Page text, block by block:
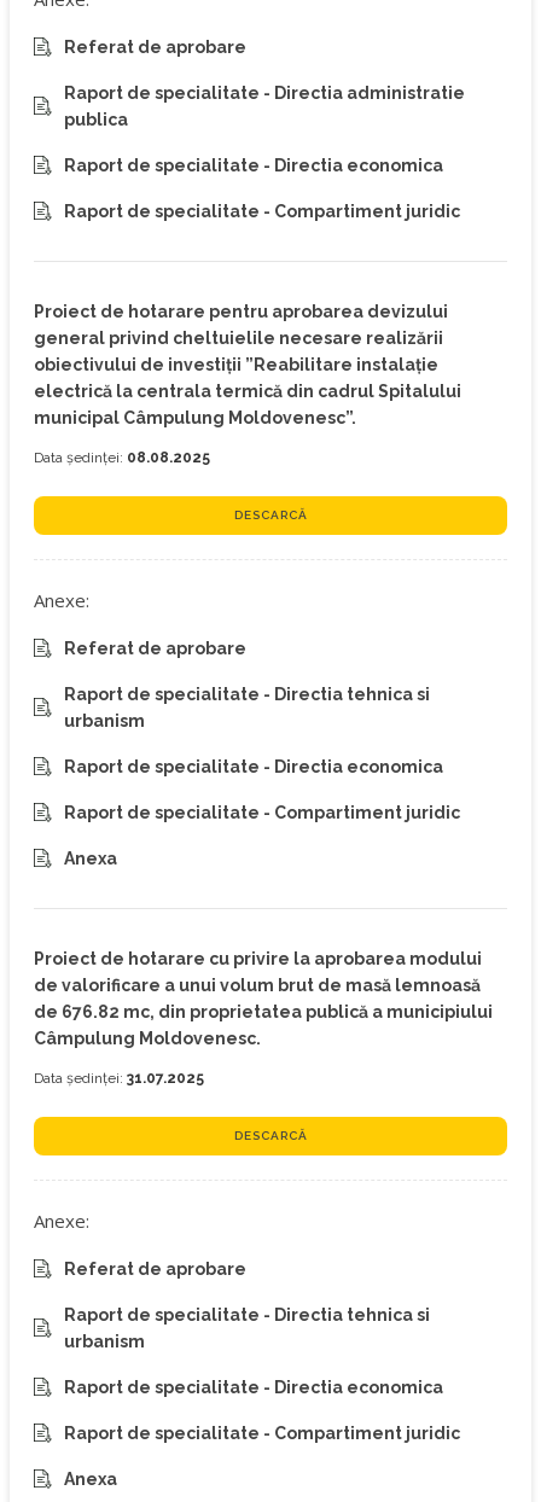
Referat de aprobare
Raport de specialitate - Directia administratie
publica
Raport de specialitate - Directia economica
Raport de specialitate - Compartiment juridic
Proiect de hotarare pentru aprobarea devizului
general privind cheltuielile necesare realizării
obiectivului de investiții ”Reabilitare instalație
electrică la centrala termică din cadrul Spitalului
municipal Câmpulung Moldovenesc”.
Data ședinței: 08.08.2025
DESCARCĂ
Anexe:
Referat de aprobare
Raport de specialitate - Directia tehnica si
urbanism
Raport de specialitate - Directia economica
Raport de specialitate - Compartiment juridic
Anexa
Proiect de hotarare cu privire la aprobarea modului
de valorificare a unui volum brut de masă lemnoasă
de 676.82 mc, din proprietatea publică a municipiului
Câmpulung Moldovenesc.
Data ședinței: 31.07.2025
DESCARCĂ
Anexe:
Referat de aprobare
Raport de specialitate - Directia tehnica si
urbanism
Raport de specialitate - Directia economica
Raport de specialitate - Compartiment juridic
Anexa